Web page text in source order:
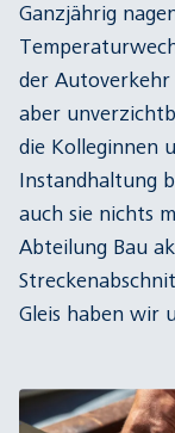
Ganzjährig
der Autoverkehr
aber
die Kolleginnen
Instandhaltung
auch sie nichts
Abteilung Bau
Gleis haben wir